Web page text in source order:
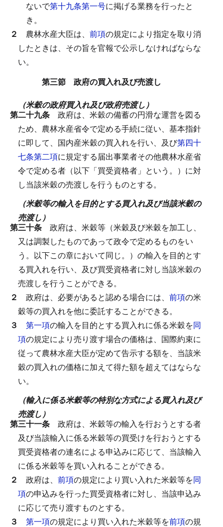
ないで第十九条第一号に掲げる業務を行ったと
き。
２ 農林水産大臣は、 前項の規定により指定を取り消
したときは、その旨を官報で公示しなければならな
い。
第三節 政府の買入れ及び売渡し
（米穀の政府買入れ及び政府売渡し）
第二十九条 政府は、米穀の備蓄の円滑な運営を図る
ため、農林水産省令で定める手続に従い、基本指針
に即して、国内産米穀の買入れを行い、及び第四十
七条第二項に規定する届出事業者その他農林水産省
令で定める者（以下「買受資格者」という。）に対
し当該米穀の売渡しを行うものとする。
（米穀等の輸入を目的とする買入れ及び当該米穀の
売渡し）
第三十条 政府は、米穀等（米穀及び米穀を加工し、
又は調製したものであって政令で定めるものをい
う。以下この章において同じ。）の輸入を目的とす
る買入れを行い、及び買受資格者に対し当該米穀の
売渡しを行うことができる。
２ 政府は、必要があると認める場合には、 前項の米
穀等の買入れを他に委託することができる。
３ 第一項の輸入を目的とする買入れに係る米穀を同
項の規定により売り渡す場合の価格は、国際約束に
従って農林水産大臣が定めて告示する額を、当該米
穀の買入れの価格に加えて得た額を超えてはならな
い。
（輸入に係る米穀等の特別な方式による買入れ及び
売渡し）
第三十一条 政府は、米穀等の輸入を行おうとする者
及び当該輸入に係る米穀等の買受けを行おうとする
買受資格者の連名による申込みに応じて、当該輸入
に係る米穀等を買い入れることができる。
２ 政府は、 前項の規定により買い入れた米穀等を同
項の申込みを行った買受資格者に対し、当該申込み
に応じて売り渡すものとする。
３ 第一項の規定により買い入れた米穀等を前項の規